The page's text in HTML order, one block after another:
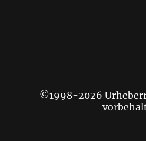
©1998-2026